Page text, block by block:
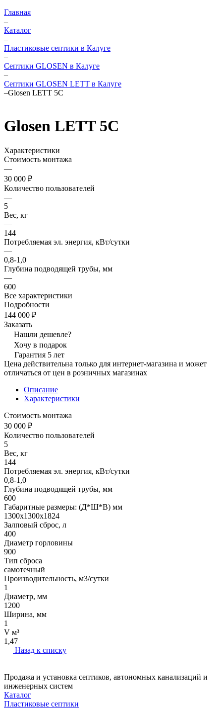
Главная
–
Каталог
–
Пластиковые септики в Калуге
–
Септики GLOSEN в Калуге
–
Септики GLOSEN LETT в Калуге
–Glosen LETT 5С
Glosen LETT 5С
Характеристики
Стоимость монтажа
—
30 000 ₽
Количество пользователей
—
5
Вес, кг
—
144
Потребляемая эл. энергия, кВт/сутки
—
0,8-1,0
Глубина подводящей трубы, мм
—
600
Все характеристики
Подробности
144 000 ₽
Заказать
Нашли дешевле?
Хочу в подарок
Гарантия 5 лет
Цена действительна только для интернет-магазина и может
отличаться от цен в розничных магазинах
Описание
Характеристики
Стоимость монтажа
30 000 ₽
Количество пользователей
5
Вес, кг
144
Потребляемая эл. энергия, кВт/сутки
0,8-1,0
Глубина подводящей трубы, мм
600
Габаритные размеры: (Д*Ш*В) мм
1300х1300х1824
Залповый сброс, л
400
Диаметр горловины
900
Тип сброса
самотечный
Производительность, м3/сутки
1
Диаметр, мм
1200
Ширина, мм
1
V м³
1,47
Назад к списку
Продажа и установка септиков, автономных канализаций и
инженерных систем
Каталог
Пластиковые септики